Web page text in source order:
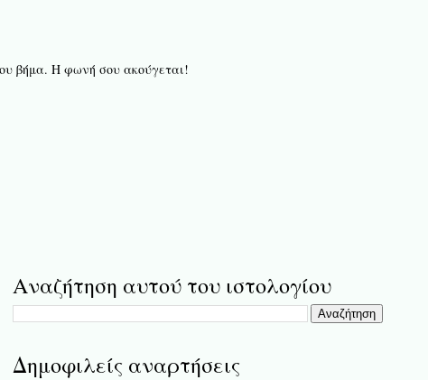
βήμα. Η φωνή σου ακούγεται!
Αναζήτηση αυτού του ιστολογίου
Δημοφιλείς αναρτήσεις